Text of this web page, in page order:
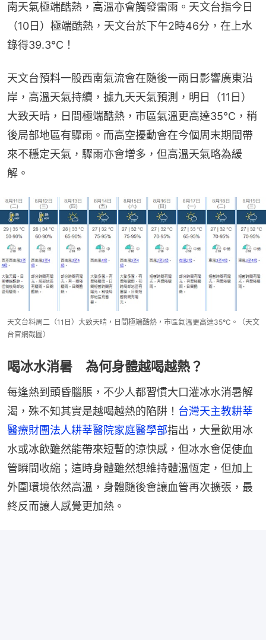
南天氣極端酷熱，高溫亦會觸發雷雨。天文台指今日
（10日）極端酷熱，天文台於下午2時46分，在上水
錄得39.3°C！
天文台預料一股西南氣流會在隨後一兩日影響廣東沿
岸，高溫天氣持續，據九天天氣預測，明日（11日）
大致天晴，日間極端酷熱，市區氣溫更高達35°C，稍
後局部地區有驟雨。而高空擾動會在今個周末期間帶
來不穩定天氣，驟雨亦會增多，但高溫天氣略為緩
解。
天文台料周二（11日）大致天晴，日間極端酷熱，市區氣溫更高達35°C。（天文
台官網截圖）
喝冰水消暑 為何身體越喝越熱？
每逢熱到頭昏腦脹，不少人都習慣大口灌冰水消暑解
渴，殊不知其實是越喝越熱的陷阱！ 台灣天主教耕莘
醫療財團法人耕莘醫院家庭醫學部指出，大量飲用冰
水或冰飲雖然能帶來短暫的涼快感，但冰水會促使血
管瞬間收縮；這時身體雖然想維持體溫恆定，但加上
外圍環境依然高溫，身體隨後會讓血管再次擴張，最
終反而讓人感覺更加熱。